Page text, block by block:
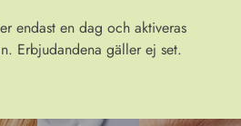
endast en dag och aktiveras
Erbjudandena gäller ej set.